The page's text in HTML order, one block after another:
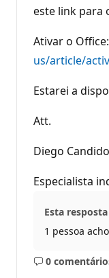
este link para
Ativar o Office:
us/article/
Estarei a
Att.
Diego Candido
Especialista
Esta
1 pessoa
0
Sem